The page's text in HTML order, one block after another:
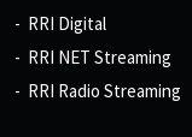
RRI Digital
RRI NET Streaming
RRI Radio Streaming